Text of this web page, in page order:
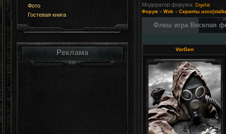
Фото
Гостевая книга
Реклама
Модератор форума: Digefal
Форум » Web » Скрипты
Флеш игра Веселая
VorGen